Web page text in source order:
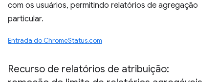
com os usuários, permitindo relatórios de agregação
particular.
Entrada do ChromeStatus.com
Recurso de relatórios de atribuição: